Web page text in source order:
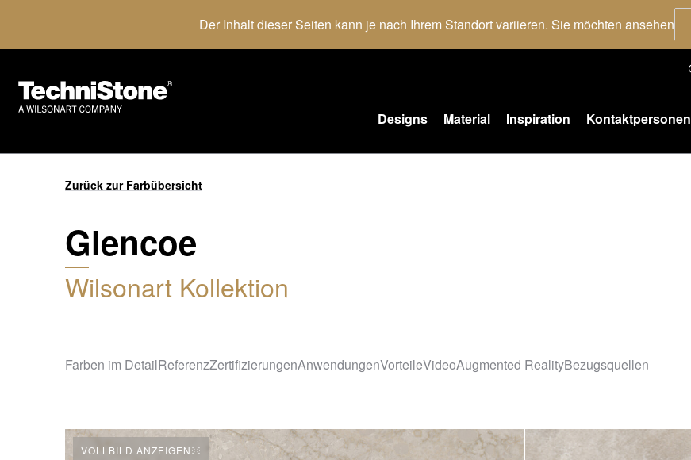
Der Inhalt dieser Seiten kann je nach Ihrem Standort variieren. Sie möchten ansehen
Designs Material Inspiration Kontaktpersonen
Zurück zur Farbübersicht
Glencoe
Wilsonart Kollektion
Farben im DetailReferenzZertifizierungenAnwendungenVorteileVideoAugmented RealityBezugsquellen
VOLLBILD ANZEIGEN